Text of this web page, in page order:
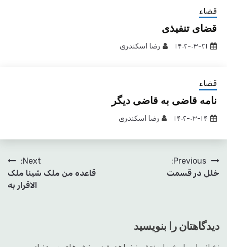
قضاء
قضای تنفیذی
۱۴۰۲-۰۳-۲۱ رضا اسکندری
قضاء
نامه قاضی به قاضی دیگر
۱۴۰۲-۰۳-۱۴ رضا اسکندری
راهبری
نوشته
Previous:
خلل در قسمت
Next:
قاعده من ملک شیئا ملک
الاقرار به
دیدگاهتان را بنویسید